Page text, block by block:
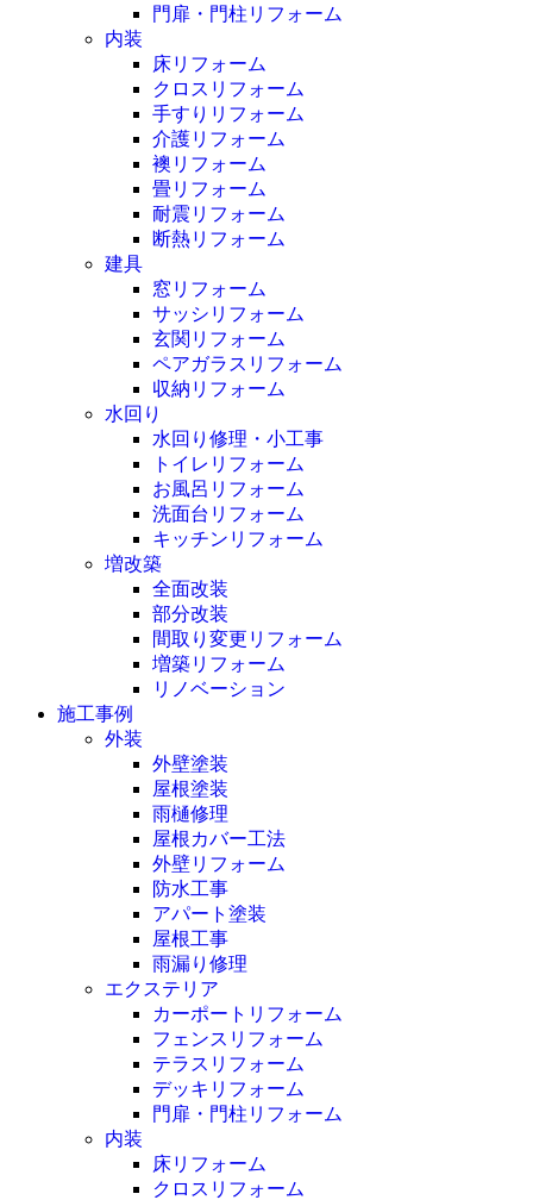
門扉・門柱リフォーム
内装
床リフォーム
クロスリフォーム
手すりリフォーム
介護リフォーム
襖リフォーム
畳リフォーム
耐震リフォーム
断熱リフォーム
建具
窓リフォーム
サッシリフォーム
玄関リフォーム
ペアガラスリフォーム
収納リフォーム
水回り
水回り修理・小工事
トイレリフォーム
お風呂リフォーム
洗面台リフォーム
キッチンリフォーム
増改築
全面改装
部分改装
間取り変更リフォーム
増築リフォーム
リノベーション
施工事例
外装
外壁塗装
屋根塗装
雨樋修理
屋根カバー工法
外壁リフォーム
防水工事
アパート塗装
屋根工事
雨漏り修理
エクステリア
カーポートリフォーム
フェンスリフォーム
テラスリフォーム
デッキリフォーム
門扉・門柱リフォーム
内装
床リフォーム
クロスリフォーム